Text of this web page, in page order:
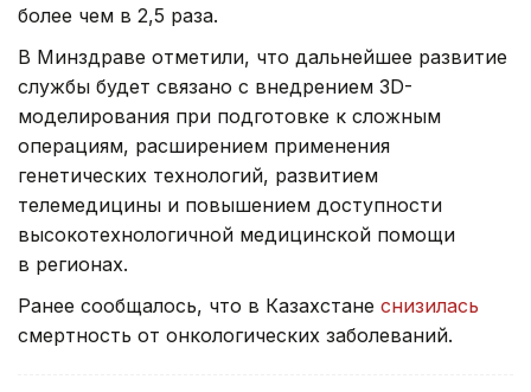
более чем в 2,5 раза.
В Минздраве отметили, что дальнейшее развитие
службы будет связано с внедрением 3D-
моделирования при подготовке к сложным
операциям, расширением применения
генетических технологий, развитием
телемедицины и повышением доступности
высокотехнологичной медицинской помощи
в регионах.
Ранее сообщалось, что в Казахстане снизилась
смертность от онкологических заболеваний.